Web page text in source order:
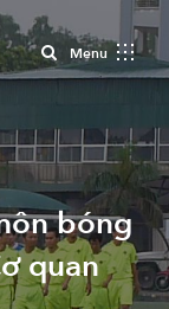
Menu
Close
bóng
quan